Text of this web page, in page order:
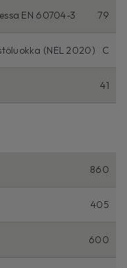
EN 60704-3 79
(NEL 2020) C
41
860
405
600